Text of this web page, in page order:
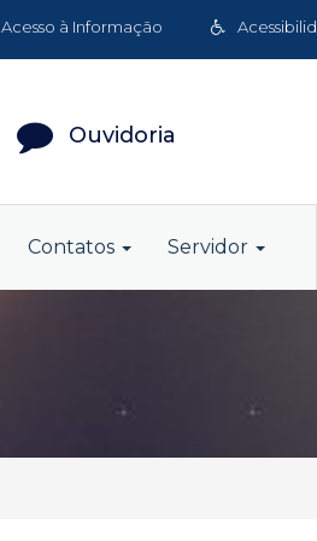
Acesso à Informação
Ouvidoria
Contatos Servidor